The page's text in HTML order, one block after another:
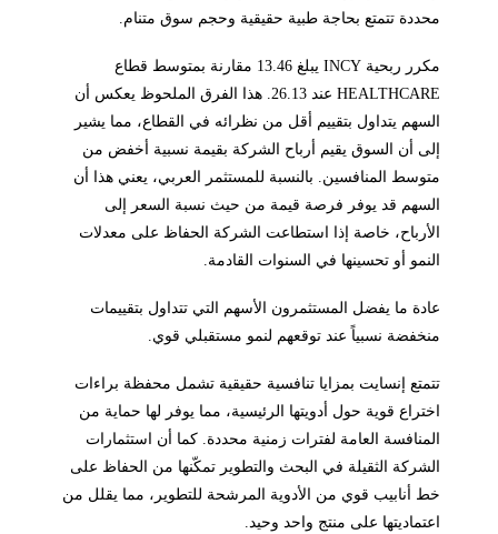
محددة تتمتع بحاجة طبية حقيقية وحجم سوق متنام.
مكرر ربحية INCY يبلغ 13.46 مقارنة بمتوسط قطاع
HEALTHCARE عند 26.13. هذا الفرق الملحوظ يعكس أن
السهم يتداول بتقييم أقل من نظرائه في القطاع، مما يشير
إلى أن السوق يقيم أرباح الشركة بقيمة نسبية أخفض من
متوسط المنافسين. بالنسبة للمستثمر العربي، يعني هذا أن
السهم قد يوفر فرصة قيمة من حيث نسبة السعر إلى
الأرباح، خاصة إذا استطاعت الشركة الحفاظ على معدلات
النمو أو تحسينها في السنوات القادمة.
عادة ما يفضل المستثمرون الأسهم التي تتداول بتقييمات
منخفضة نسبياً عند توقعهم لنمو مستقبلي قوي.
تتمتع إنسايت بمزايا تنافسية حقيقية تشمل محفظة براءات
اختراع قوية حول أدويتها الرئيسية، مما يوفر لها حماية من
المنافسة العامة لفترات زمنية محددة. كما أن استثمارات
الشركة الثقيلة في البحث والتطوير تمكّنها من الحفاظ على
خط أنابيب قوي من الأدوية المرشحة للتطوير، مما يقلل من
اعتماديتها على منتج واحد وحيد.